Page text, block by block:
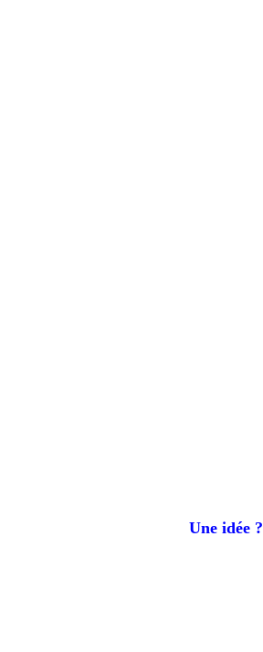
Une idée ?